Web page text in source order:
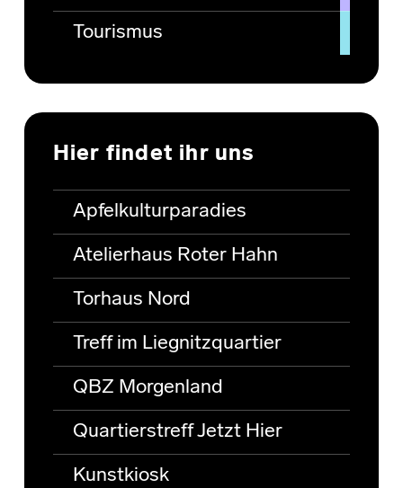
Tourismus
Hier findet ihr uns
Apfelkulturparadies
Atelierhaus Roter Hahn
Torhaus Nord
Treff im Liegnitzquartier
QBZ Morgenland
Quartierstreff Jetzt Hier
Kunstkiosk